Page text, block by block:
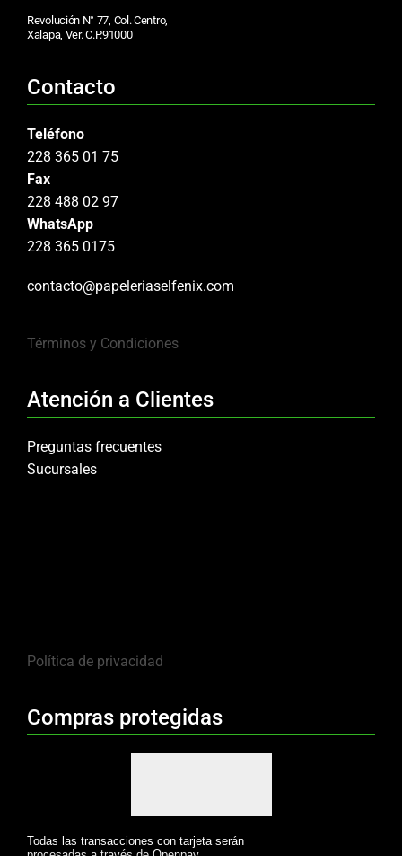
Revolución N° 77, Col. Centro,
Xalapa, Ver. C.P.91000
Contacto
Teléfono
228 365 01 75
Fax
228 488 02 97
WhatsApp
228 365 0175
contacto@papeleriaselfenix.com
Términos y Condiciones
Atención a Clientes
Preguntas frecuentes
Sucursales
Política de privacidad
Compras protegidas
Todas las transacciones con tarjeta serán
procesadas a través de Openpay.